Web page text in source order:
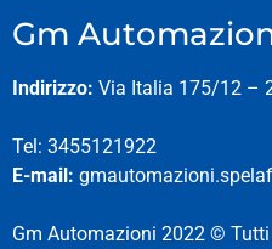
Gm
Indirizzo: Via Italia 175/12 –
Tel: 3455121922
E-mail:
Gm Automazioni 2022 ©